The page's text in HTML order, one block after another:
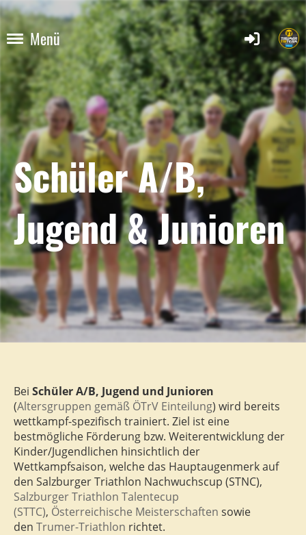
Menü
Schüler A/B,
Jugend & Junioren
Bei Schüler A/B, Jugend und Junioren
(Altersgruppen gemäß ÖTrV Einteilung) wird bereits
wettkampf-spezifisch trainiert. Ziel ist eine
bestmögliche Förderung bzw. Weiterentwicklung der
Kinder/Jugendlichen hinsichtlich der
Wettkampfsaison, welche das Hauptaugenmerk auf
den Salzburger Triathlon Nachwuchscup (STNC),
Salzburger Triathlon Talentecup
(STTC), Österreichische Meisterschaften sowie
den Trumer-Triathlon richtet.